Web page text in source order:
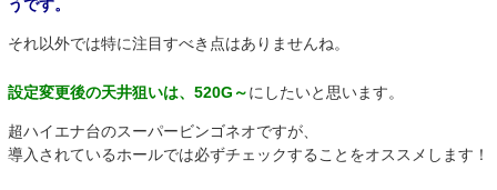
うです。
それ以外では特に注目すべき点はありませんね。
設定変更後の天井狙いは、520G～にしたいと思います。
超ハイエナ台のスーパービンゴネオですが、
導入されているホールでは必ずチェックすることをオススメします！